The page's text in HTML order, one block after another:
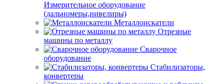
Измерительное оборудование
(дальномеры,нивелиры)
Металлоискатели
Отрезные
машины по металлу
Сварочное
оборудование
Стабилизаторы,
конвертеры